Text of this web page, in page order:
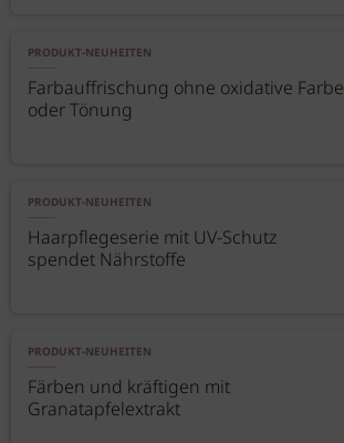
PRODUKT-NEUHEITEN
Farbauffrischung ohne oxidative Farbe
oder Tönung
PRODUKT-NEUHEITEN
Haarpflegeserie mit UV-Schutz
spendet Nährstoffe
PRODUKT-NEUHEITEN
Färben und kräftigen mit
Granatapfelextrakt